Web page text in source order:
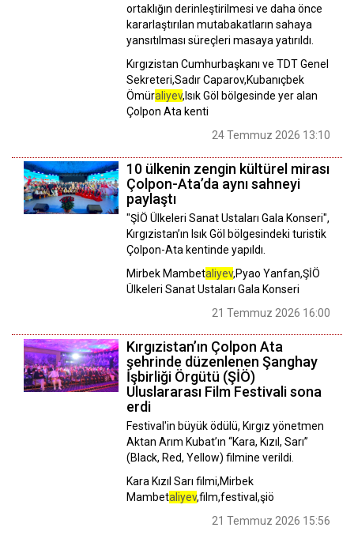
ortaklığın derinleştirilmesi ve daha önce
kararlaştırılan mutabakatların sahaya
yansıtılması süreçleri masaya yatırıldı.
Kırgızistan Cumhurbaşkanı ve TDT Genel
Sekreteri,Sadır Caparov,Kubanıçbek
Ömüraliyev,Isık Göl bölgesinde yer alan
Çolpon Ata kenti
24 Temmuz 2026 13:10
10 ülkenin zengin kültürel mirası
Çolpon-Ata’da aynı sahneyi
paylaştı
"ŞİÖ Ülkeleri Sanat Ustaları Gala Konseri",
Kırgızistan’ın Isık Göl bölgesindeki turistik
Çolpon-Ata kentinde yapıldı.
Mirbek Mambetaliyev,Pyao Yanfan,ŞİÖ
Ülkeleri Sanat Ustaları Gala Konseri
21 Temmuz 2026 16:00
Kırgızistan’ın Çolpon Ata
şehrinde düzenlenen Şanghay
İşbirliği Örgütü (ŞİÖ)
Uluslararası Film Festivali sona
erdi
Festival'in büyük ödülü, Kırgız yönetmen
Aktan Arım Kubat’ın “Kara, Kızıl, Sarı”
(Black, Red, Yellow) filmine verildi.
Kara Kızıl Sarı filmi,Mirbek
Mambetaliyev,film,festival,şiö
21 Temmuz 2026 15:56